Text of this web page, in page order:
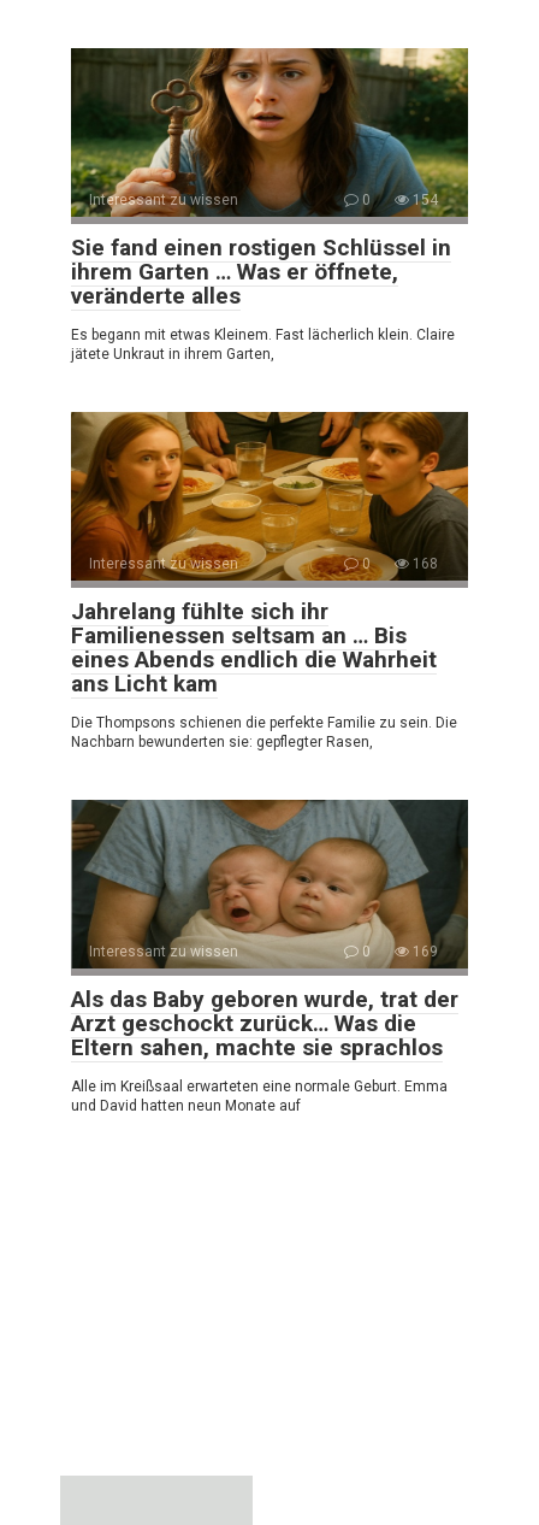
Interessant zu wissen 0 154
Sie fand einen rostigen Schlüssel in
ihrem Garten … Was er öffnete,
veränderte alles
Es begann mit etwas Kleinem. Fast lächerlich klein. Claire
jätete Unkraut in ihrem Garten,
Interessant zu wissen 0 168
Jahrelang fühlte sich ihr
Familienessen seltsam an … Bis
eines Abends endlich die Wahrheit
ans Licht kam
Die Thompsons schienen die perfekte Familie zu sein. Die
Nachbarn bewunderten sie: gepflegter Rasen,
Interessant zu wissen 0 169
Als das Baby geboren wurde, trat der
Arzt geschockt zurück… Was die
Eltern sahen, machte sie sprachlos
Alle im Kreißsaal erwarteten eine normale Geburt. Emma
und David hatten neun Monate auf